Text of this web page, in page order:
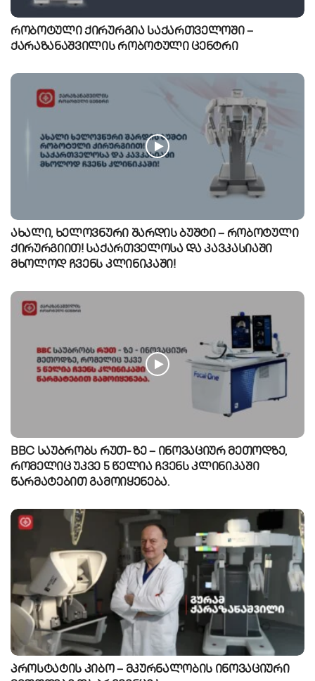
რობოტული ქირურგია საქართველოში –
ქარაზანაშვილის რობოტული ცენტრი
ახალი, ხელოვნური შარდის ბუშტი – რობოტული
ქირურგიით! საქართველოსა და კავკასიაში
მხოლოდ ჩვენს კლინიკაში!
BBC საუბრობს რუთ- ზე – ინოვაციურ მეთოდზე,
რომელიც უკვე 5 წელია ჩვენს კლინიკაში
წარმატებით გამოიყენება.
პროსტატის კიბო – მკურნალობის ინოვაციური